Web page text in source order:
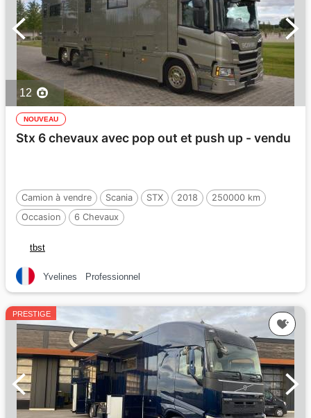
12
NOUVEAU
Stx 6 chevaux avec pop out et push up - vendu
Camion à vendre Scania STX 2018
250000 km
Occasion
6 Chevaux
tbst
Yvelines Professionnel
PRESTIGE